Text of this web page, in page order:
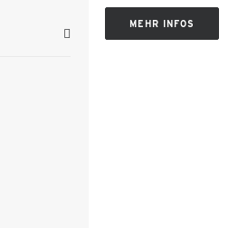
MEHR INFOS